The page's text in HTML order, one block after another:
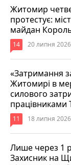
Житомир
протестує:
майдан
14 20 липня
«Затримання
Житомирі в
силового
працівниками
11 18 липня
Лише через 1
Захисник на